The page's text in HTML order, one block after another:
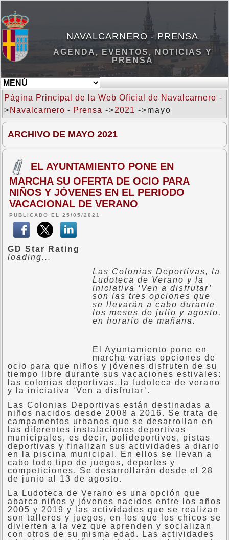
NAVALCARNERO - PRENSA
AGENDA, EVENTOS, NOTICIAS Y
PRENSA
Página Principal de la Web Oficial de Navalcarnero -
> Navalcarnero - Prensa ->2021 ->mayo
ARCHIVO DE MAYO 2021
EL AYUNTAMIENTO PONE EN
MARCHA SU OFERTA DE OCIO PARA
NIÑOS Y JÓVENES EN EL PERIODO
VACACIONAL DE VERANO
PUBLICADO EL 25/05/2021
GD Star Rating
loading...
Las Colonias Deportivas, la
Ludoteca de Verano y la
iniciativa ‘Ven a disfrutar’
son las tres opciones que
se llevarán a cabo durante
los meses de julio y agosto,
en horario de mañana.
El Ayuntamiento pone en
marcha varias opciones de
ocio para que niños y jóvenes disfruten de su
tiempo libre durante sus vacaciones estivales:
las colonias deportivas, la ludoteca de verano
y la iniciativa ‘Ven a disfrutar’.
Las Colonias Deportivas están destinadas a
niños nacidos desde 2008 a 2016. Se trata de
campamentos urbanos que se desarrollan en
las diferentes instalaciones deportivas
municipales, es decir, polideportivos, pistas
deportivas y finalizan sus actividades a diario
en la piscina municipal. En ellos se llevan a
cabo todo tipo de juegos, deportes y
competiciones. Se desarrollarán desde el 28
de junio al 13 de agosto.
La Ludoteca de Verano es una opción que
abarca niños y jóvenes nacidos entre los años
2005 y 2019 y las actividades que se realizan
son talleres y juegos, en los que los chicos se
divierten a la vez que aprenden y socializan
con otros de su misma edad. Las actividades